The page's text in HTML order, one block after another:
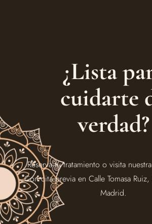
¿Lista
cuidarte
verdad?
Reserva tu tratamiento o visita
Con cita previa en Calle Tomasa
Madrid.